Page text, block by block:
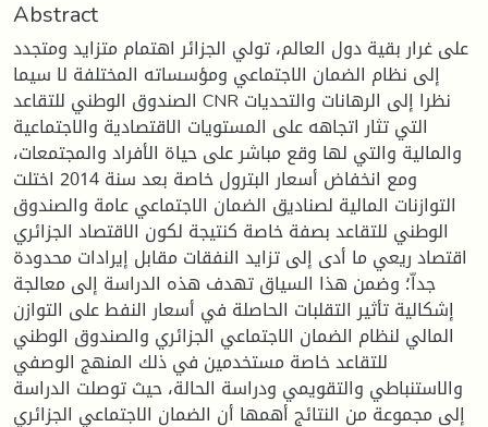
Abstract
على غرار بقية دول العالم، تولي الجزائر اهتمام متزايد ومتجدد
إلى نظام الضمان الاجتماعي ومؤسساته المختلفة لا سيما
الصندوق الوطني للتقاعد CNR نظرا إلى الرهانات والتحديات
التي تثار اتجاهه على المستويات الاقتصادية والاجتماعية
والمالية والتي لها وقع مباشر على حياة الأفراد والمجتمعات،
ومع انخفاض أسعار البترول خاصة بعد سنة 2014 اختلت
التوازنات المالية لصناديق الضمان الاجتماعي عامة والصندوق
الوطني للتقاعد بصفة خاصة كنتيجة لكون الاقتصاد الجزائري
اقتصاد ريعي ما أدى إلى تزايد النفقات مقابل إيرادات محدودة
جداّ؛ وضمن هذا السياق تهدف هذه الدراسة إلى معالجة
إشكالية تأثير التقلبات الحاصلة في أسعار النفط على التوازن
المالي لنظام الضمان الاجتماعي الجزائري والصندوق الوطني
للتقاعد خاصة مستخدمين في ذلك المنهج الوصفي
والاستنباطي والتقويمي ودراسة الحالة، حيث توصلت الدراسة
إلى مجموعة من النتائج أهمها أن الضمان الاجتماعي الجزائري